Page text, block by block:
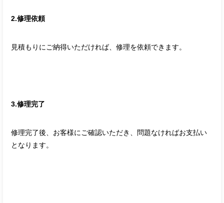
2.修理依頼
見積もりにご納得いただければ、修理を依頼できます。
3.修理完了
修理完了後、お客様にご確認いただき、問題なければお支払い
となります。